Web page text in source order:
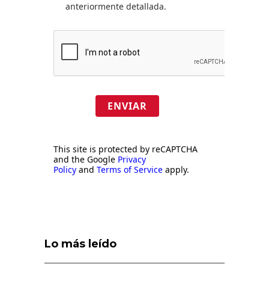
anteriormente detallada.
ENVIAR
This site is protected by reCAPTCHA
and the Google Privacy
Policy and Terms of Service apply.
Lo más leído